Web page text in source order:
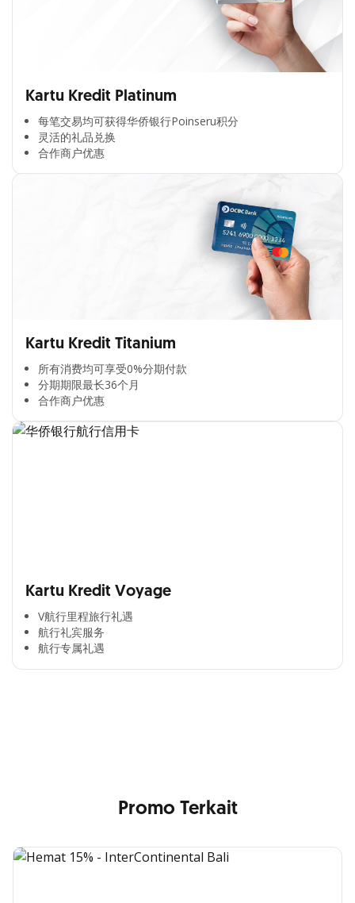
Kartu Kredit Platinum
每笔交易均可获得华侨银行Poinseru积分​
灵活的礼品兑换​
合作商户优惠​
Kartu Kredit Titanium
所有消费均可享受0%分期付款​
分期期限最长36个月​
合作商户优惠​
Kartu Kredit Voyage
V航行里程旅行礼遇
航行礼宾服务
航行专属礼遇
Cross Selling Banner Global
Promo Terkait